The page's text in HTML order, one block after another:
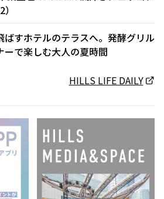
ばすホテルのテラスへ。発酵グリル
ーで楽しむ大人の夏時間
HILLS LIFE DAILY